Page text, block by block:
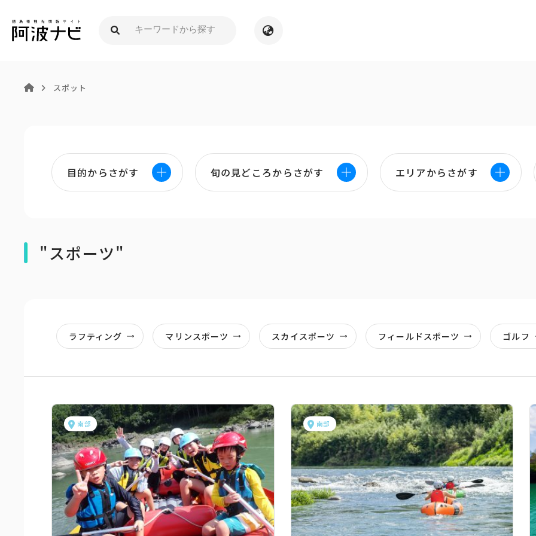
スポット
目的からさがす 旬の見どころからさがす エリアからさがす
"スポーツ"
ラフティング マリンスポーツ スカイスポーツ フィールドスポーツ ゴルフ
南部 南部